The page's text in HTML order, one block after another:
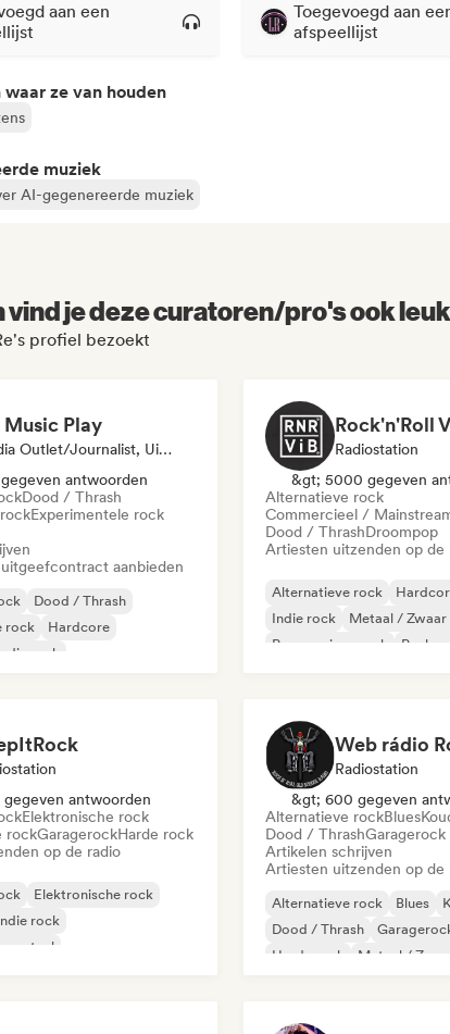
aan een
Toegevoegd aan
afspeellijst
ze van houden
muziek
AI-gegenereerde muziek
vind je deze curatoren/pro's ook
profiel bezoekt
Music Play
Media Outlet/Journalist, Uitgever
antwoorden
Dood / Thrash
Experimentele rock
aanbieden
Dood / Thrash
rock
Hardcore
rock
Radiostation
&gt; 5000 gegeven
Alternatieve rock
Commercieel /
Dood / ThrashDroompop
Artiesten uitzenden op de
Alternatieve rock
Indie rock
Metaal / Zwaar
Progressieve rock
Punk
antwoorden
Elektronische rock
rockGaragerockHarde rock
op de radio
Elektronische rock
rock
metaal
Radiostation
&gt; 600 gegeven
Alternatieve rockBlues
Dood / ThrashGaragerock
Artikelen schrijven
Artiesten uitzenden op de
Alternatieve rock Blues
Dood / Thrash
Harde rock
Metaal /